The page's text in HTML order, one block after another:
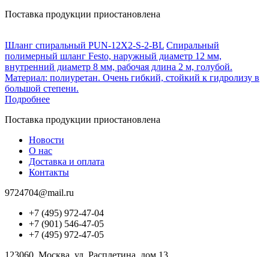
Поставка продукции приостановлена
Шланг спиральный PUN-12X2-S-2-BL Спиральный
полимерный шланг Festo, наружный диаметр 12 мм,
внутренний диаметр 8 мм, рабочая длина 2 м, голубой.
Материал: полиуретан. Очень гибкий, стойкий к гидролизу в
большой степени.
Подробнее
Поставка продукции приостановлена
Новости
О нас
Доставка и оплата
Контакты
9724704@mail.ru
+7 (495) 972-47-04
+7 (901) 546-47-05
+7 (495) 972-47-05